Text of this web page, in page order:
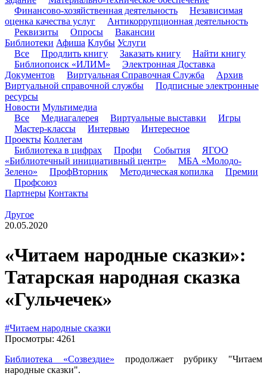
Финансово-хозяйственная деятельность
Независимая
оценка качества услуг
Антикоррупционная деятельность
Реквизиты
Опросы
Вакансии
Библиотеки Афиша Клубы Услуги
Все
Продлить книгу Заказать книгу
Найти книгу
Библиопоиск «ИЛИМ»
Электронная Доставка
Документов
Виртуальная Справочная Служба
Архив
Виртуальной справочной службы
Подписные электронные
ресурсы
Новости Мультимедиа
Все
Медиагалерея Виртуальные выставки
Игры
Мастер-классы
Интервью
Интересное
Проекты Коллегам
Библиотека в цифрах
Профи События
ЯГОО
«Библиотечный инициативный центр»
МБА «Молодо-
Зелено»
ПрофВторник Методическая копилка
Премии
Профсоюз
Партнеры Контакты
Другое
20.05.2020
«Читаем народные сказки»:
Татарская народная сказка
«Гульчечек»
#Читаем народные сказки
Просмотры: 4261
Библиотека «Созвездие» продолжает рубрику "Читаем
народные сказки".